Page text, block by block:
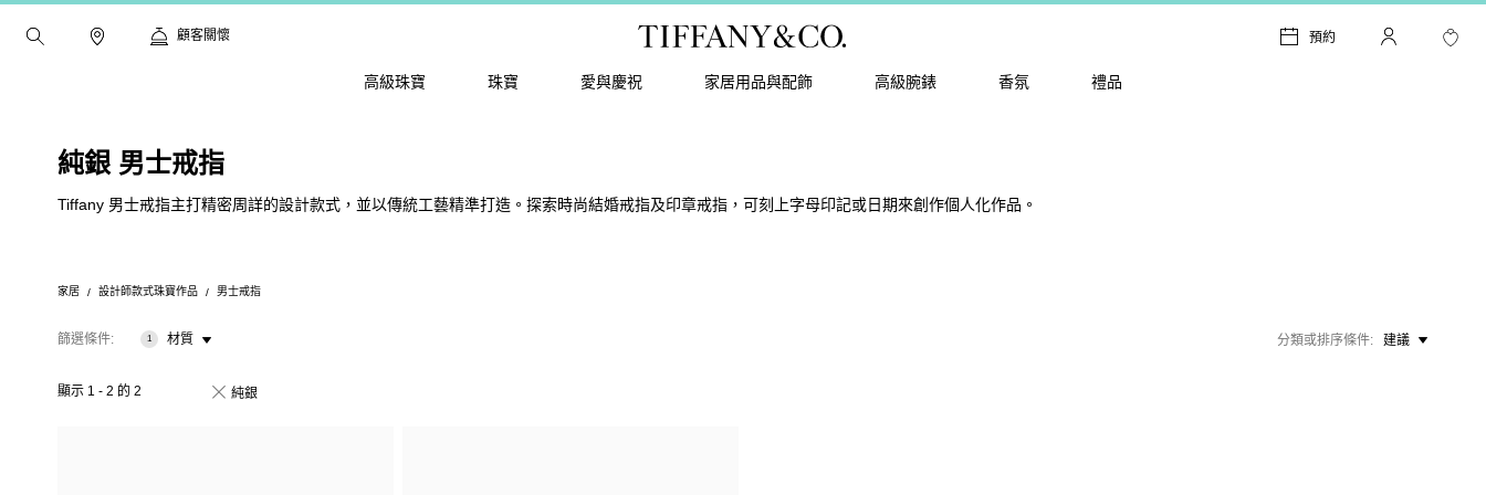
顧客關懷 預約
高級珠寶 珠寶 愛與慶祝 家居用品與配飾 高級腕錶 香氛 禮品
純銀 男士戒指
Tiffany 男士戒指主打精密周詳的設計款式，並以傳統工藝精準打造。探索時尚結婚戒指及印章戒指，可刻上字母印記或日期來創作個人化作品。
家居 設計師款式珠寶作品 男士戒指
篩選條件 1 材質
顯示 1 - 2 的 2 純銀
分類或排序條件 建議